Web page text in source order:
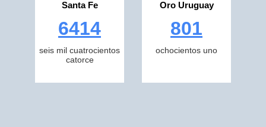
Santa Fe
6414
seis mil cuatrocientos
catorce
Oro Uruguay
801
ochocientos uno